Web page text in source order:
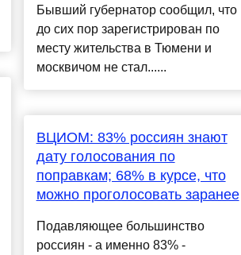
Бывший губернатор сообщил, что
до сих пор зарегистрирован по
месту жительства в Тюмени и
москвичом не стал......
ВЦИОМ: 83% россиян знают
дату голосования по
поправкам; 68% в курсе, что
можно проголосовать заранее
Подавляющее большинство
россиян - а именно 83% -